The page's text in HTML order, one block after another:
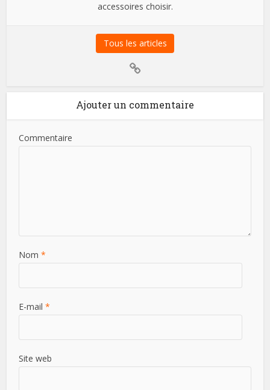
accessoires choisir.
Tous les articles
Ajouter un commentaire
Commentaire
Nom*
E-mail*
Site web